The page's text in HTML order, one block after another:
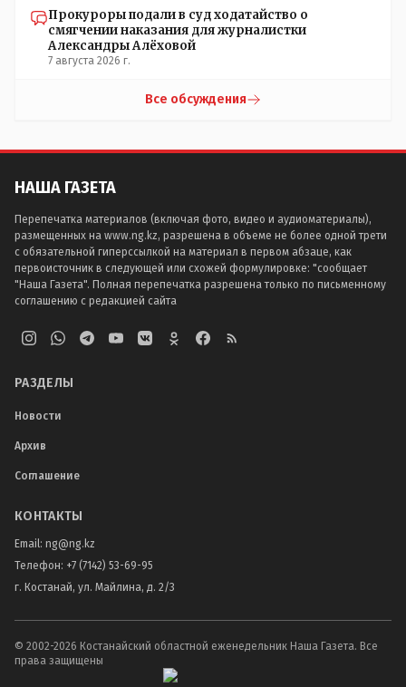
Прокуроры подали в суд ходатайство о
смягчении наказания для журналистки
Александры Алёховой
7 августа 2026 г.
Все обсуждения
НАША ГАЗЕТА
Перепечатка материалов (включая фото, видео и аудиоматериалы),
размещенных на www.ng.kz, разрешена в объеме не более одной трети
с обязательной гиперссылкой на материал в первом абзаце, как
первоисточник в следующей или схожей формулировке: "сообщает
"Наша Газета". Полная перепечатка разрешена только по письменному
соглашению с редакцией сайта
РАЗДЕЛЫ
Новости
Архив
Соглашение
КОНТАКТЫ
Email: ng@ng.kz
Телефон: +7 (7142) 53-69-95
г. Костанай, ул. Майлина, д. 2/3
© 2002-2026 Костанайский областной еженедельник Наша Газета. Все
права защищены